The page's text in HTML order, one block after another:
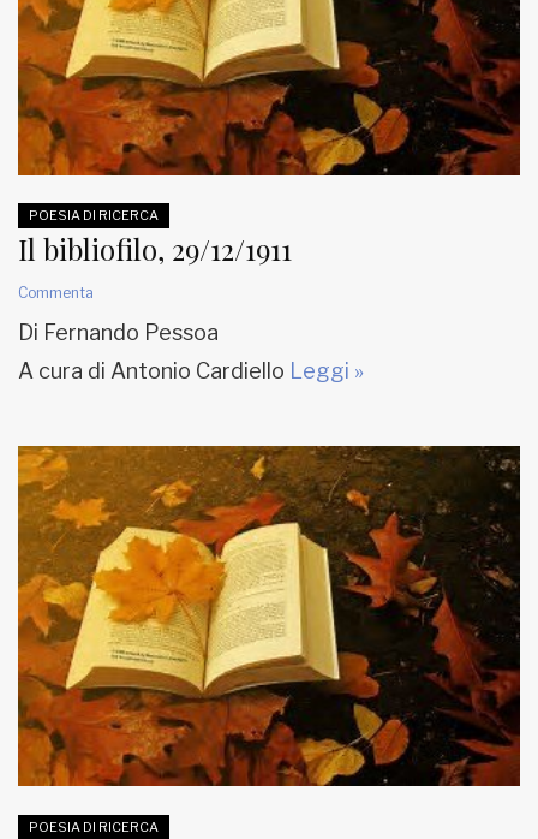
POESIA DI RICERCA
Il bibliofilo, 29/12/1911
Commenta
Di Fernando Pessoa
A cura di Antonio Cardiello Leggi »
POESIA DI RICERCA